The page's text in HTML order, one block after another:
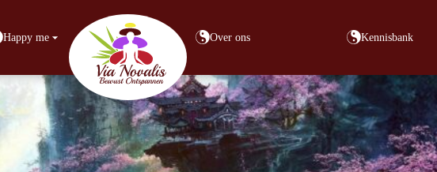
Happy me Over ons Kennisbank